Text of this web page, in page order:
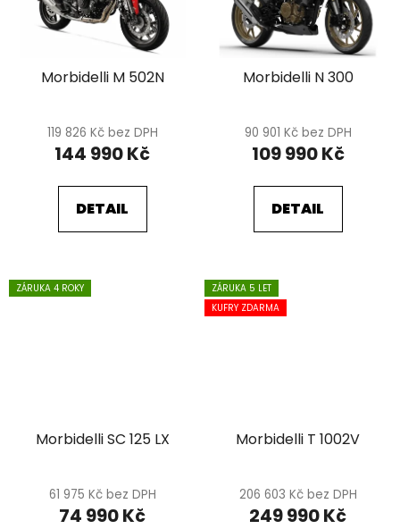
Morbidelli M 502N
119 826 Kč bez DPH
144 990 Kč
DETAIL
Morbidelli N 300
90 901 Kč bez DPH
109 990 Kč
DETAIL
ZÁRUKA 4 ROKY
Morbidelli SC 125 LX
61 975 Kč bez DPH
74 990 Kč
ZÁRUKA 5 LET
KUFRY ZDARMA
Morbidelli T 1002V
206 603 Kč bez DPH
249 990 Kč